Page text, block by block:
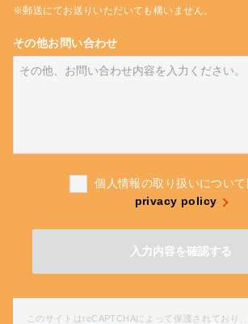
※郵送にてお送りいただいても構いません。
その他お問い合わせ
個人情報の取り扱いについて
privacy policy
このサイトはreCAPTCHAによって保護されており